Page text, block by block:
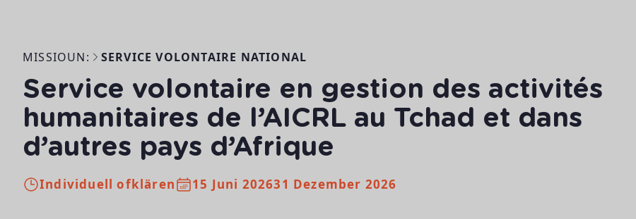
MISSIOUN: SERVICE VOLONTAIRE NATIONAL
Service volontaire en gestion des activités
humanitaires de l’AICRL au Tchad et dans
d’autres pays d’Afrique
Individuell ofklären 15 Juni 202631 Dezember 2026